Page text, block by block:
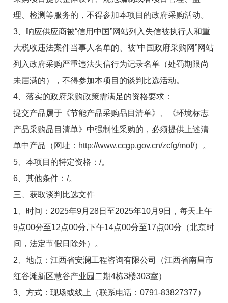
理、检测等服务的，不得参加本项目的政府采购活动。
3 、响应供应商被“信用中国”网站列入失信被执行人和重
大税收违法案件当事人名单的、被“中国政府采购网”网站
列入政府采购严重违法失信行为记录名单（处罚期限尚
未届满的），不得参加本项目的谈判比选活动。
4 、落实的政府采购政策需满足的资格要求：
提交产品属于《节能产品采购品目清单》、《环境标志
产品采购品目清单》中强制性采购的，必须提供上述清
单中产品（网址： http://www.ccgp.gov.cn/zcfg/mof/）。
5 、本项目的特定资格：/。
6 、其他条件：/。
三、获取谈判比选文件
1 、时间 ： 2025年9月 28日至2025年10月9日 ，每天上午
9点00分至12点00分,下午14点00分至17点00分（北京时
间，法定节假日除外）。
2 、地点：江西省安澜工程咨询有限公司（江西省南昌市
红谷滩新区慧谷产业园二期4栋3楼303室）
3 、方式：现场或线上
（联系电话：0791-83827377）